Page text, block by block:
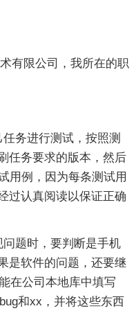
有限公司，我所在的职
务进行测试，按照测
任务要求的版本，然后
用例，因为每条测试用
过认真阅读以保证正确
题时，要判断是手机
是软件的问题，还要继
在公司本地库中填写
和xx，并将这些东西